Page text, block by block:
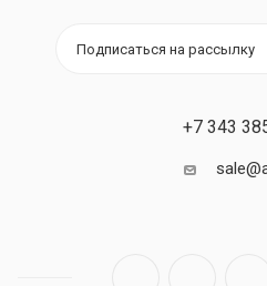
Подписаться на рассылку
+7 343